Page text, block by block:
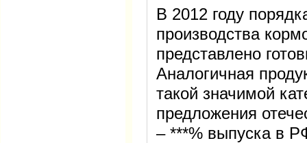
В 2012 году
производства
представлено
Аналогичная
такой значимой
предложения
– ***% выпуска в